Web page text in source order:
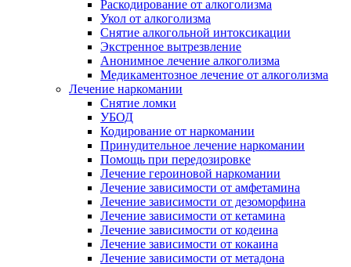
Раскодирование от алкоголизма
Укол от алкоголизма
Снятие алкогольной интоксикации
Экстренное вытрезвление
Анонимное лечение алкоголизма
Медикаментозное лечение от алкоголизма
Лечение наркомании
Снятие ломки
УБОД
Кодирование от наркомании
Принудительное лечение наркомании
Помощь при передозировке
Лечение героиновой наркомании
Лечение зависимости от амфетамина
Лечение зависимости от дезоморфина
Лечение зависимости от кетамина
Лечение зависимости от кодеина
Лечение зависимости от кокаина
Лечение зависимости от метадона